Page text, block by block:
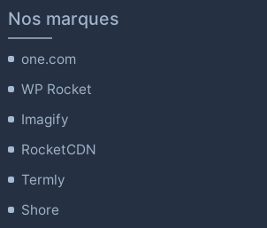
Nos marques
one.com
WP Rocket
Imagify
RocketCDN
Termly
Shore